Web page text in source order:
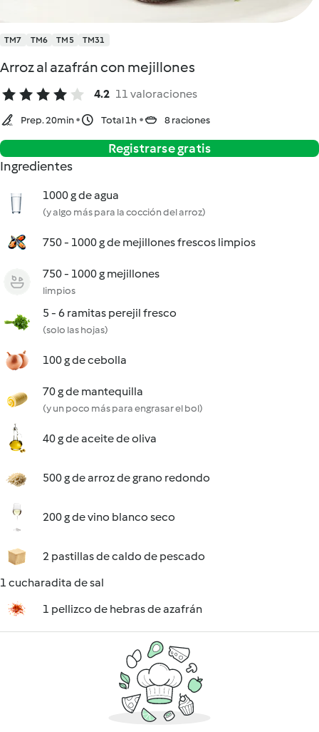
TM7 TM6 TM5 TM31
Arroz al azafrán con mejillones
4.2 11 valoraciones
Prep. 20min Total 1h 8 raciones
Registrarse gratis
Ingredientes
1000 g de agua
(y algo más para la cocción del arroz)
750 - 1000 g de mejillones frescos limpios
750 - 1000 g mejillones
limpios
5 - 6 ramitas perejil fresco
(solo las hojas)
100 g de cebolla
70 g de mantequilla
(y un poco más para engrasar el bol)
40 g de aceite de oliva
500 g de arroz de grano redondo
200 g de vino blanco seco
2 pastillas de caldo de pescado
1 cucharadita de sal
1 pellizco de hebras de azafrán